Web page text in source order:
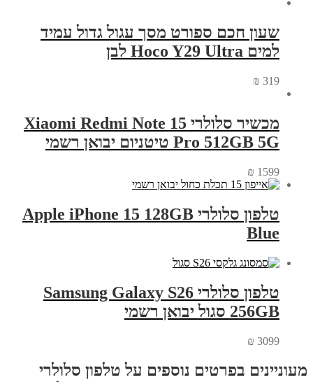
שעון חכם ספורט מסך עגול גדול עמיד
למים Hoco Y29 Ultra לבן
₪ 319
מכשיר סלולרי Xiaomi Redmi Note 15
Pro 512GB 5G טיטניום יבואן רשמי
₪ 1599
טלפון סלולרי Apple iPhone 15 128GB
Blue
טלפון סלולרי Samsung Galaxy S26
256GB סגול יבואן רשמי
₪ 3099
מעוניינים בפרטים נוספים על טלפון סלולרי